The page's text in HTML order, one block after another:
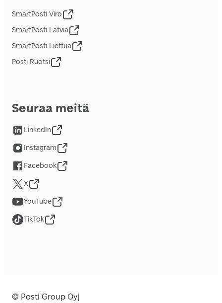
SmartPosti Viro
SmartPosti Latvia
SmartPosti Liettua
Posti Ruotsi
Seuraa meitä
LinkedIn
Instagram
Facebook
X
YouTube
TikTok
© Posti Group Oyj